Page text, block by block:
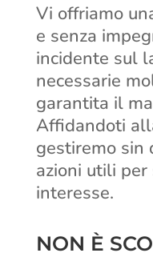
Vi offriamo
e senza
incidente sul
necessarie
garantita il
Affidandoti
gestiremo sin
azioni utili
interesse.
NON È